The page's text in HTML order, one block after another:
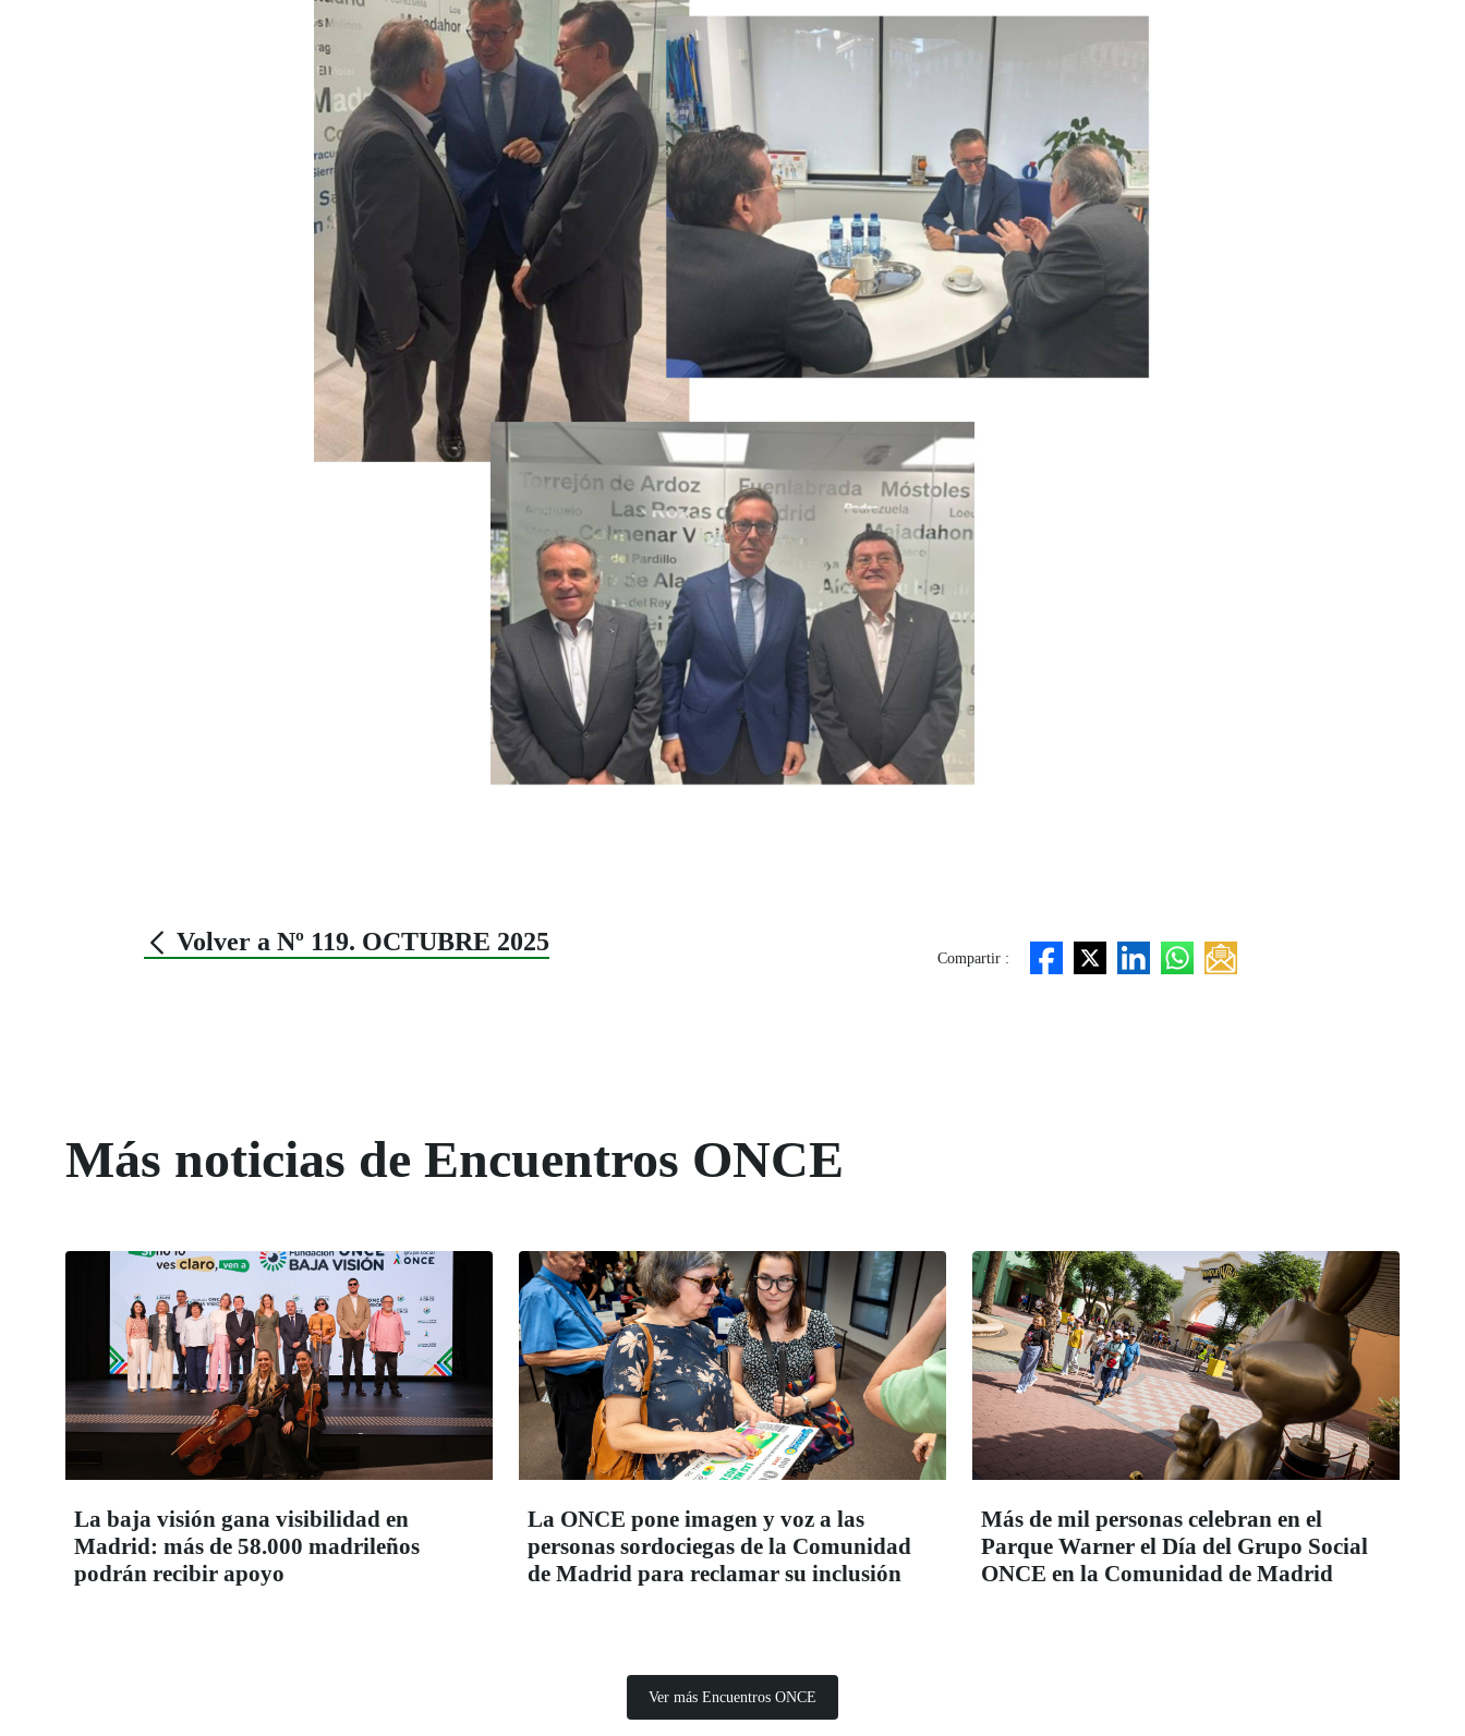
Volver a Nº 119. OCTUBRE 2025
Compartir :
Más noticias de Encuentros ONCE
La baja visión gana visibilidad en
Madrid: más de 58.000 madrileños
podrán recibir apoyo
La ONCE pone imagen y voz a las
personas sordociegas de la Comunidad
de Madrid para reclamar su inclusión
Más de mil personas celebran en el
Parque Warner el Día del Grupo Social
ONCE en la Comunidad de Madrid
Ver más Encuentros ONCE